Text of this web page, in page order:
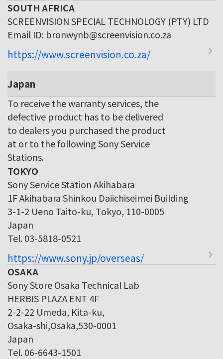
SOUTH AFRICA
SCREENVISION SPECIAL TECHNOLOGY (PTY) LTD
Email ID: bronwynb@screenvision.co.za
https://www.screenvision.co.za/
Japan
To receive the warranty services, the
defective product has to be delivered
to dealers you purchased the product
at or to the following Sony Service
Stations.
TOKYO
Sony Service Station Akihabara
1F Akihabara Shinkou Daiichiseimei Building
3-1-2 Ueno Taito-ku, Tokyo, 110-0005
Japan
Tel. 03-5818-0521
https://www.sony.jp/overseas/
OSAKA
Sony Store Osaka Technical Lab
HERBIS PLAZA ENT 4F
2-2-22 Umeda, Kita-ku,
Osaka-shi,Osaka,530-0001
Japan
Tel. 06-6643-1501